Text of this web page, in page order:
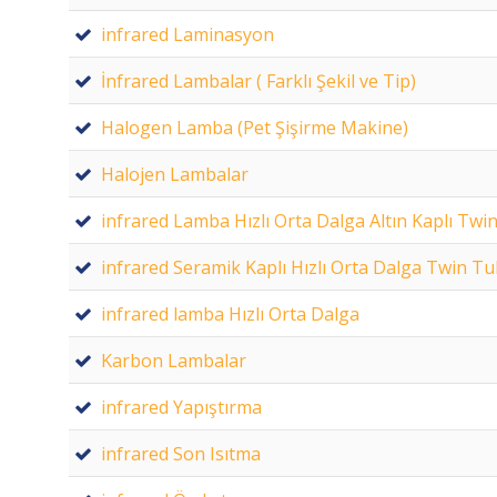
infrared Laminasyon
İnfrared Lambalar ( Farklı Şekil ve Tip)
Halogen Lamba (Pet Şişirme Makine)
Halojen Lambalar
infrared Lamba Hızlı Orta Dalga Altın Kaplı
infrared Seramik Kaplı Hızlı Orta Dalga Twin
infrared lamba Hızlı Orta Dalga
Karbon Lambalar
infrared Yapıştırma
infrared Son Isıtma